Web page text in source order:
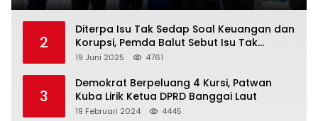
2
Diterpa Isu Tak Sedap Soal Keuangan dan
Korupsi, Pemda Balut Sebut Isu Tak
Berdasar
19 Juni 2025 4761
3
Demokrat Berpeluang 4 Kursi, Patwan
Kuba Lirik Ketua DPRD Banggai Laut
19 Februari 2024 4445